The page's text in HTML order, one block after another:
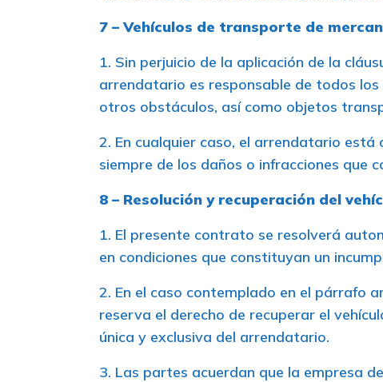
7 – Vehículos de transporte de
1. Sin perjuicio de la aplicación de la
arrendatario es responsable de todos los
otros obstáculos, así como objetos
2. En cualquier caso, el arrendatario
siempre de los daños o infracciones que
8 – Resolución y recuperación del
1. El presente contrato se resolverá
en condiciones que constituyan un
2. En el caso contemplado en el párrafo
reserva el derecho de recuperar el
única y exclusiva del arrendatario.
3. Las partes acuerdan que la empresa